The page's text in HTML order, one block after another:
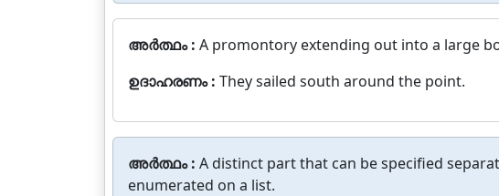
അർത്ഥം : A promontory extending out into a large
ഉദാഹരണം : They sailed south around the point.
അർത്ഥം : A distinct part that can be specified
enumerated on a list.